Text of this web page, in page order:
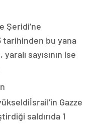
Şeridi’ne
tarihinden bu yana
sayısının ise
Gazze
saldırıda 1